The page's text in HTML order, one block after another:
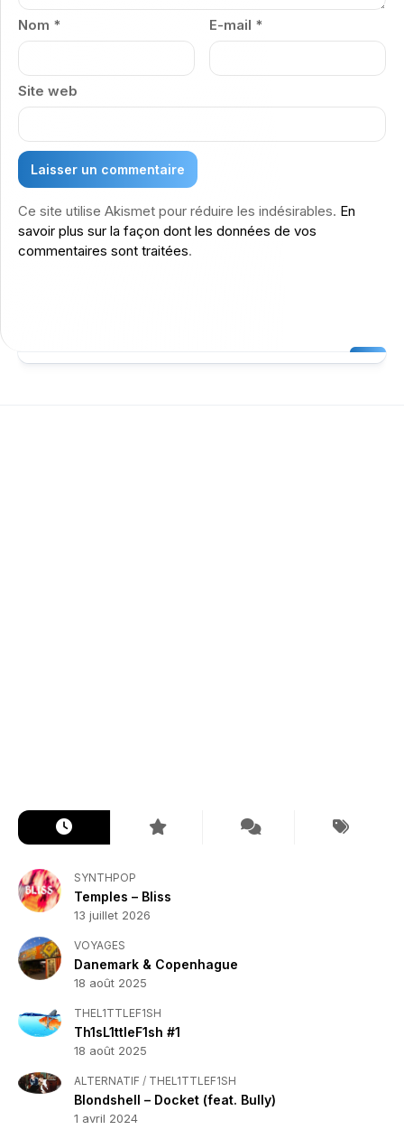
Nom * E-mail *
Site web
Ce site utilise Akismet pour réduire les indésirables. En
savoir plus sur la façon dont les données de vos
commentaires sont traitées.
SYNTHPOP
Temples – Bliss
13 juillet 2026
VOYAGES
Danemark & Copenhague
18 août 2025
THEL1TTLEF1SH
Th1sL1ttleF1sh #1
18 août 2025
ALTERNATIF / THEL1TTLEF1SH
Blondshell – Docket (feat. Bully)
1 avril 2024